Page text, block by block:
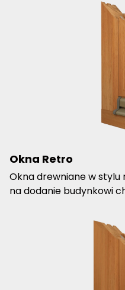
Okna Retro
Okna drewniane w
na dodanie budynkowi